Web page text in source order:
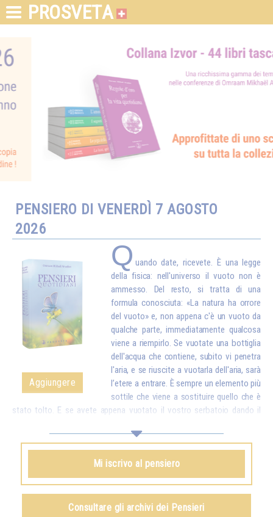
PROSVETA
PENSIERO DI VENERDÌ 7 AGOSTO
2026
Aggiungere
Q uando date, ricevete. È una legge
della fisica: nell'universo il vuoto non è
ammesso. Del resto, si tratta di una
formula conosciuta: «La natura ha orrore
del vuoto» e, non appena c'è un vuoto da
qualche parte, immediatamente qualcosa
viene a riempirlo. Se vuotate una bottiglia
dell'acqua che contiene, subito vi penetra
l'aria, e se riuscite a vuotarla dell'aria, sarà
l’etere a entrare. È sempre un elemento più
sottile che viene a sostituire quello che è
stato tolto. E se avete appena vuotato il vostro serbatoio dando il
subito qualcosa per riempirvi.*
Omraam Mikhaël Aïvanhov
Vedi ancheCreazione artistica e creazione spirituale,
capitolo VIII
Mi iscrivo al pensiero
Consultare gli archivi dei Pensieri